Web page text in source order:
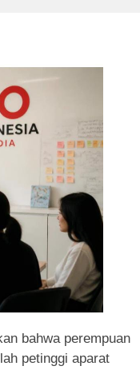
bahwa perempuan
petinggi aparat